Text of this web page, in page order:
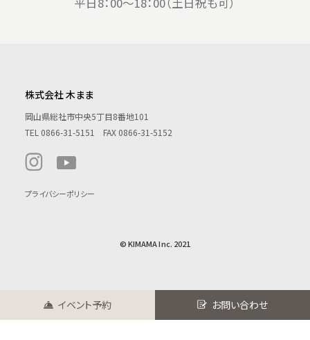
イベント予約 お問い合わせ
株式会社 木まま
岡山県総社市中央5丁目8番地101
TEL 0866-31-5151 FAX 0866-31-5152
プライバシーポリシー
© KIMAMA Inc. 2021